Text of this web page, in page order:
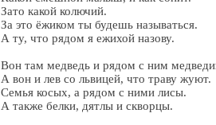
Зато какой колючий.
За это ёжиком ты будешь называться.
А ту, что рядом я ежихой назову.
Вон там медведь и рядом с ним
А вон и лев со львицей, что траву жуют.
Семья косых, а рядом с ними лисы.
А также белки, дятлы и скворцы.